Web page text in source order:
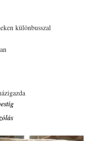
különbusszal